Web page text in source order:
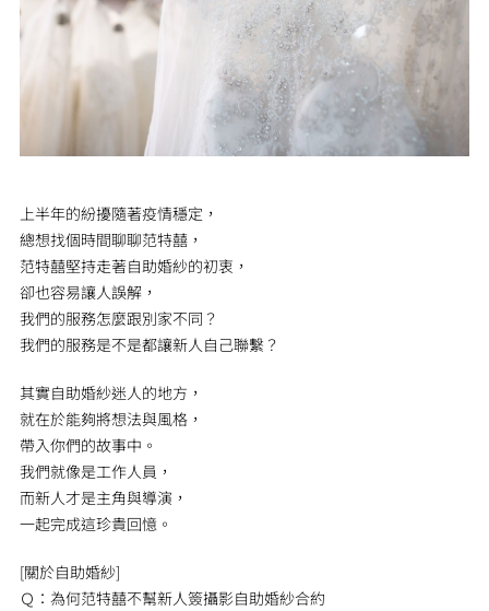
上半年的紛擾隨著疫情穩定，
總想找個時間聊聊范特囍，
范特囍堅持走著自助婚紗的初衷，
卻也容易讓人誤解，
我們的服務怎麼跟別家不同？
我們的服務是不是都讓新人自己聯繫？
其實自助婚紗迷人的地方，
就在於能夠將想法與風格，
帶入你們的故事中。
我們就像是工作人員，
而新人才是主角與導演，
一起完成這珍貴回憶。
[關於自助婚紗]
Ｑ：為何范特囍不幫新人簽攝影自助婚紗合約